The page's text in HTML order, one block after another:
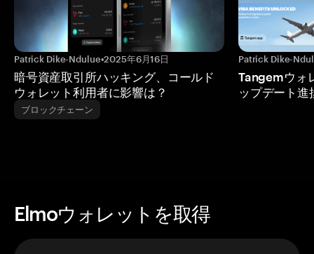
Patrick Dike-Ndulue•2025年6月16日
暗号資産取引所ハッキング、コールド
ウォレット利用者に影響は？
ブロックチェーン
Patrick Dike-
Tangemウォ
ップデート進
Elmoウォレットを取得